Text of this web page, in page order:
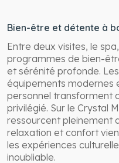
Bien-être et détente à
Entre deux visites, le
programmes de bien-
et sérénité profonde.
équipements modernes
personnel transforment
privilégié. Sur le Crystal
ressourcent pleinement
relaxation et confort
les expériences
inoubliable.